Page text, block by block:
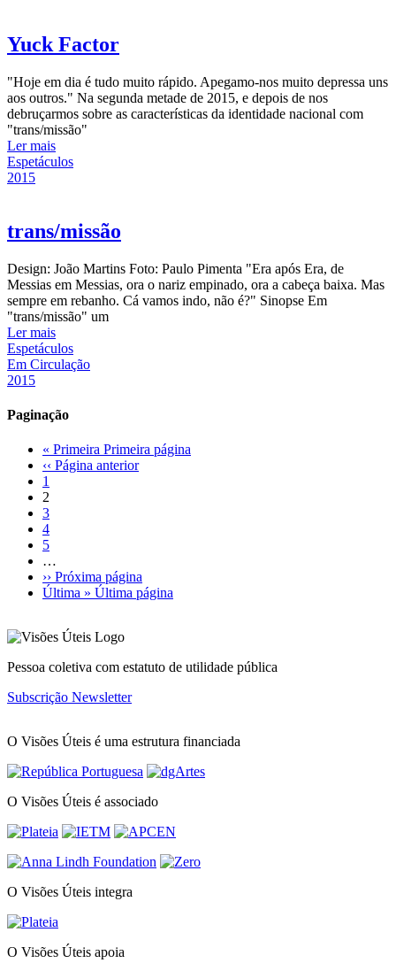
Yuck Factor
"Hoje em dia é tudo muito rápido. Apegamo-nos muito depressa uns
aos outros." Na segunda metade de 2015, e depois de nos
debruçarmos sobre as características da identidade nacional com
"trans/missão"
Ler mais
Espetáculos
2015
trans/missão
Design: João Martins Foto: Paulo Pimenta "Era após Era, de
Messias em Messias, ora o nariz empinado, ora a cabeça baixa. Mas
sempre em rebanho. Cá vamos indo, não é?" Sinopse Em
"trans/missão" um
Ler mais
Espetáculos
Em Circulação
2015
Paginação
« Primeira Primeira página
‹‹ Página anterior
1
2
3
4
5
…
›› Próxima página
Última » Última página
Pessoa coletiva com estatuto de utilidade pública
Subscrição Newsletter
O Visões Úteis é uma estrutura financiada
O Visões Úteis é associado
O Visões Úteis integra
O Visões Úteis apoia